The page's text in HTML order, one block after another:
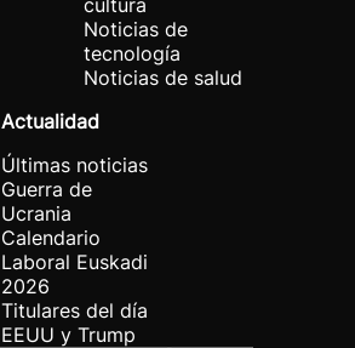
cultura
Noticias de
tecnología
Noticias de salud
Actualidad
Últimas noticias
Guerra de
Ucrania
Calendario
Laboral Euskadi
2026
Titulares del día
EEUU y Trump